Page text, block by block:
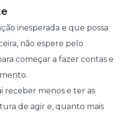
inesperada e que possa
não espere pelo
começar a fazer contas e
receber menos e ter as
de agir e, quanto mais